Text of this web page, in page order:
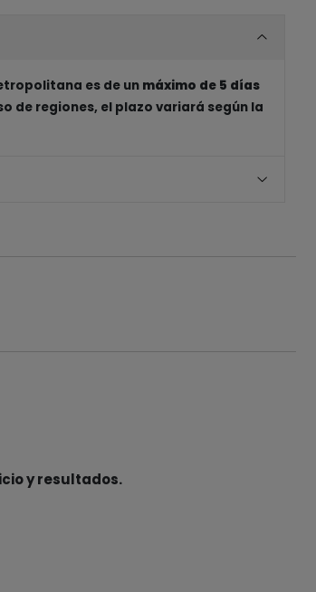
es de un máximo de 5 días
de regiones, el plazo variará según la
y resultados.